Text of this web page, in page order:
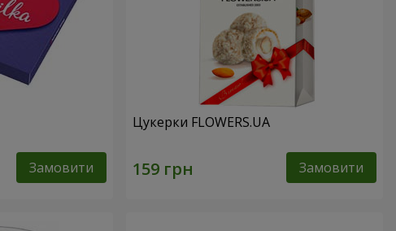
Замовити
Цукерки FLOWERS.UA
Замовити